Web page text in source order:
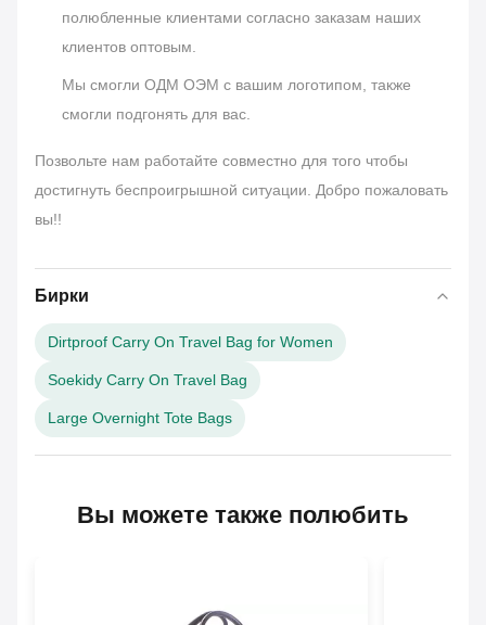
полюбленные клиентами согласно заказам наших
клиентов оптовым.
Мы смогли ОДМ ОЭМ с вашим логотипом, также
смогли подгонять для вас.
Позвольте нам работайте совместно для того чтобы
достигнуть беспроигрышной ситуации. Добро пожаловать
вы!!
Бирки
Dirtproof Carry On Travel Bag for Women
Soekidy Carry On Travel Bag
Large Overnight Tote Bags
Вы можете также полюбить